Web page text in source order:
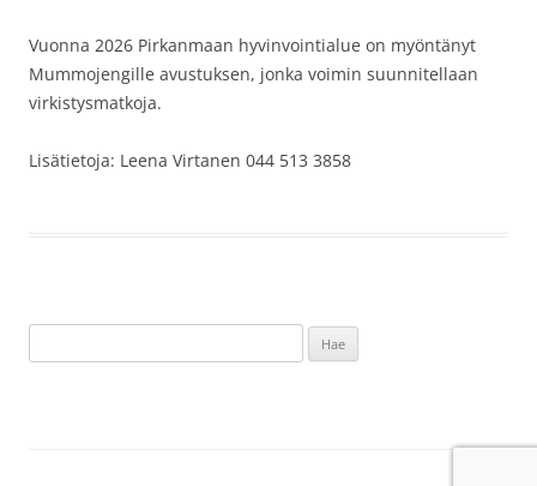
Vuonna 2026 Pirkanmaan hyvinvointialue on myöntänyt
Mummojengille avustuksen, jonka voimin suunnitellaan
virkistysmatkoja.
Lisätietoja: Leena Virtanen 044 513 3858